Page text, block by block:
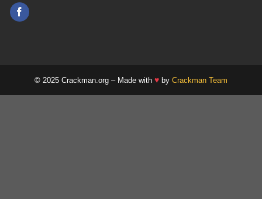
© 2025 Crackman.org – Made with ♥ by Crackman Team